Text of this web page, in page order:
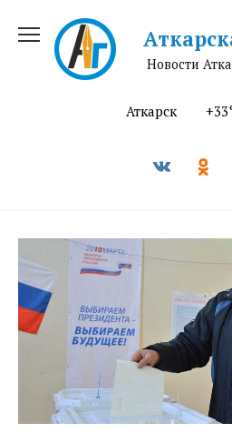
содержанию
Новости
Аткарск